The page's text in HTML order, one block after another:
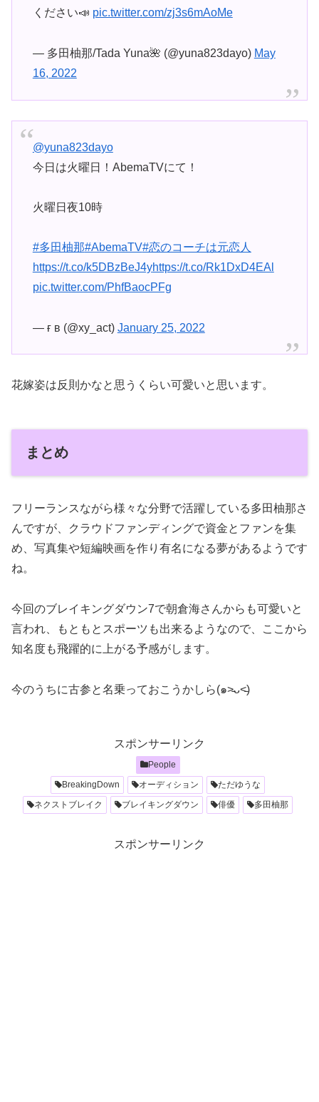
ください📣 pic.twitter.com/zj3s6mAoMe
— 多田柚那/Tada Yuna🌺 (@yuna823dayo) May
16, 2022
@yuna823dayo
今日は火曜日！AbemaTVにて！
火曜日夜10時
#多田柚那#AbemaTV#恋のコーチは元恋人
https://t.co/k5DBzBeJ4yhttps://t.co/Rk1DxD4EAl
pic.twitter.com/PhfBaocPFg
— ғ ʙ (@xy_act) January 25, 2022
花嫁姿は反則かなと思うくらい可愛いと思います。
まとめ
フリーランスながら様々な分野で活躍している多田柚那さ
んですが、クラウドファンディングで資金とファンを集
め、写真集や短編映画を作り有名になる夢があるようです
ね。
今回のブレイキングダウン7で朝倉海さんからも可愛いと
言われ、もともとスポーツも出来るようなので、ここから
知名度も飛躍的に上がる予感がします。
今のうちに古参と名乗っておこうかしら(๑˃̵ᴗ˂̵)
スポンサーリンク
People
BreakingDown
オーディション
ただゆうな
ネクストブレイク
ブレイキングダウン 俳優 多田柚那
スポンサーリンク